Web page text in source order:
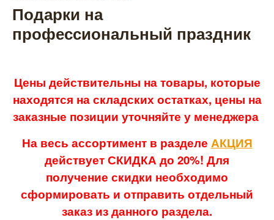
Подарки на
профессиональный праздник
Цены действительны на товары, которые
находятся на складских остатках, цены на
заказные позиции уточняйте у менеджера
На весь ассортимент в разделе АКЦИЯ
действует СКИДКА до 20%! Для
получение скидки необходимо
сформировать и отправить отдельный
заказ из данного раздела.